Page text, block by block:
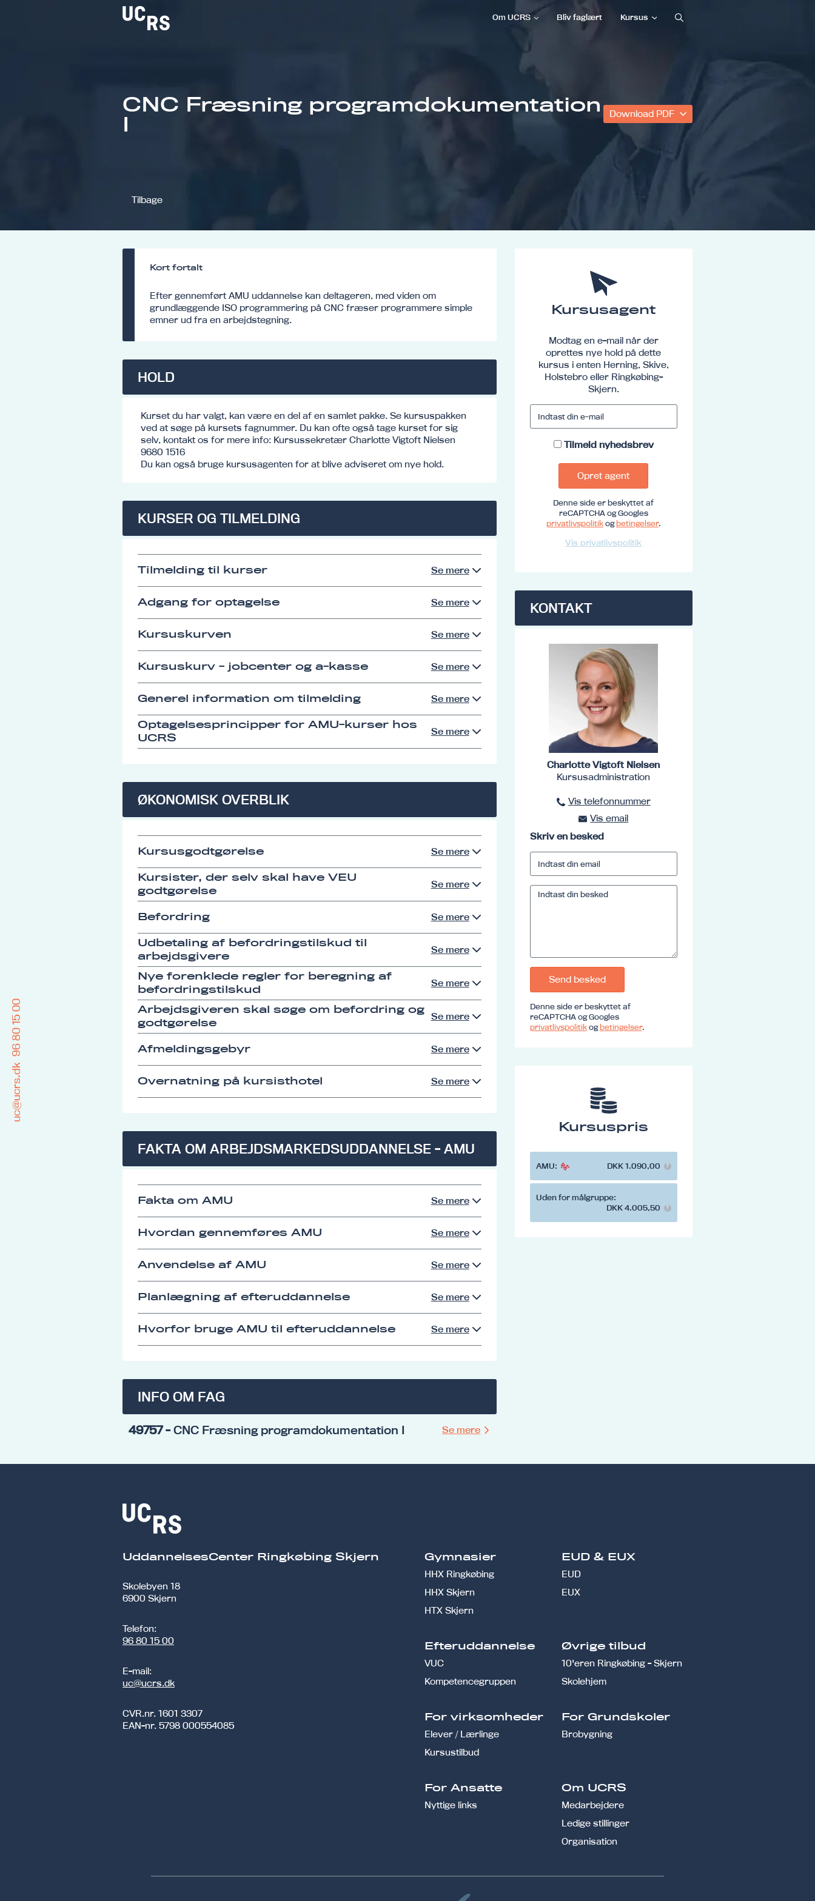
Om UCRS Bliv faglært Kursus
CNC Fræsning programdokumentation
Download PDF
Tilbage
Kort fortalt
Efter gennemført AMU uddannelse kan deltageren, med viden om
grundlæggende ISO programmering på CNC fræser programmere simple
emner ud fra en arbejdstegning.
HOLD
Kurset du har valgt, kan være en del af en samlet pakke. Se kursuspakken
ved at søge på kursets fagnummer. Du kan ofte også tage kurset for sig
selv, kontakt os for mere info: Kursussekretær Charlotte Vigtoft Nielsen
9680 1516
Du kan også bruge kursusagenten for at blive adviseret om nye hold.
KURSER OG TILMELDING
Tilmelding til kurser Se mere
Adgang for optagelse Se mere
Kursuskurven Se mere
Kursuskurv - jobcenter og a-kasse Se mere
Generel information om tilmelding Se mere
Optagelsesprincipper for AMU-kurser hos
UCRS
Se mere
ØKONOMISK OVERBLIK
Kursusgodtgørelse Se mere
Kursister, der selv skal have VEU
godtgørelse
Se mere
Befordring Se mere
Udbetaling af befordringstilskud til
arbejdsgivere
Se mere
Nye forenklede regler for beregning af
befordringstilskud
Se mere
Arbejdsgiveren skal søge om befordring og
godtgørelse
Se mere
Afmeldingsgebyr Se mere
Overnatning på kursisthotel Se mere
FAKTA OM ARBEJDSMARKEDSUDDANNELSE - AMU
Fakta om AMU Se mere
Hvordan gennemføres AMU Se mere
Anvendelse af AMU Se mere
Planlægning af efteruddannelse Se mere
Hvorfor bruge AMU til efteruddannelse Se mere
INFO OM FAG
49757- CNC Fræsning programdokumentation I Se mere
Kursusagent
Modtag en e-mail når der
oprettes nye hold på dette
kursus i enten Herning, Skive,
Holstebro eller Ringkøbing-
Skjern.
Tilmeld nyhedsbrev
Opret agent
Denne side er beskyttet af
reCAPTCHA og Googles
privatlivspolitikogbetingelser.
Vis privatlivspolitik
KONTAKT
Charlotte Vigtoft Nielsen
Kursusadministration
Vis telefonnummer
96801516
Vis emailkursus@ucrs.dk
Skriv en besked
Send besked
Denne side er beskyttet af
reCAPTCHA og Googles
privatlivspolitikogbetingelser.
Kursuspris
AMU: DKK 1.090,00
Uden for målgruppe:
DKK 4.005,50
UddannelsesCenter Ringkøbing Skjern
Skolebyen 18
6900 Skjern
Telefon:
96 80 15 00
E-mail:
uc@ucrs.dk
CVR.nr. 1601 3307
EAN-nr. 5798 000554085
Gymnasier
HHX Ringkøbing
HHX Skjern
HTX Skjern
EUD & EUX
EUD
EUX
Efteruddannelse
VUC
Kompetencegruppen
Øvrige tilbud
10'eren Ringkøbing - Skjern
Skolehjem
For virksomheder
Elever / Lærlinge
Kursustilbud
For Grundskoler
Brobygning
For Ansatte
Nyttige links
Om UCRS
Medarbejdere
Ledige stillinger
Organisation
uc@ucrs.dk
96 80 15 00